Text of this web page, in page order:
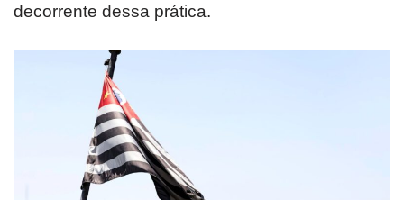
decorrente dessa prática.